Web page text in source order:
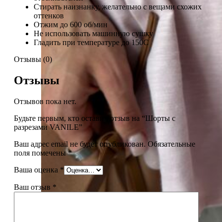
Стирать наизнанку, желательно с вещами схожих
оттенков
Отжим до 600 об/мин
Не использовать машинную сушку
Гладить при температуре до 150С
Отзывы (0)
Отзывы
Отзывов пока нет.
Будьте первым, кто оставил отзыв на “Шорты с
разрезами VANILE”
Ваш адрес email не будет опубликован. Обязательные
поля помечены*
Ваша оценка *
Ваш отзыв *